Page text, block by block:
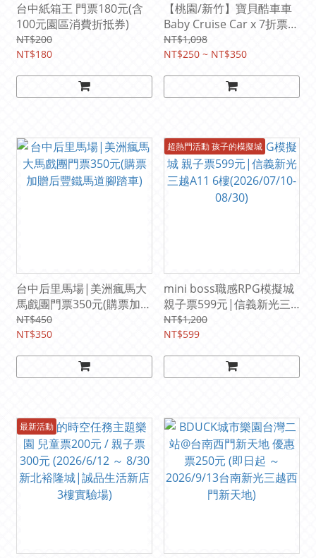
台中紙箱王 門票180元(含
100元園區消費折抵券)
NT$200
NT$180
【桃園/新竹】寶貝酷車車
Baby Cruise Car x 7折票
券|優惠價350元(原價500
元)
NT$1,098
NT$250 ~ NT$350
台中后里馬場|美洲瘋馬大
馬戲團門票350元(購票加贈
后豐鐵馬道腳踏車)
NT$450
NT$350
超熱門活動 孩子的模擬城
mini boss職感RPG模擬城
親子票599元|信義新光三
越A11 6樓(2026/07/10-
08/30)
NT$1,200
NT$599
最新活動